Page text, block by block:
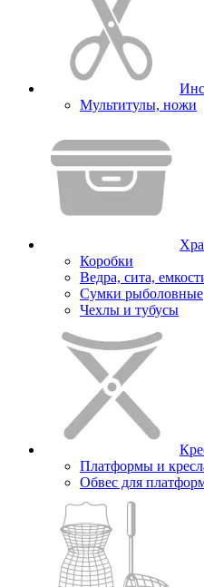
Мультитулы, ножи
Коробки
Ведра, сита,
Сумки рыболовные
Чехлы и тубусы
Платформы и
Обвес для